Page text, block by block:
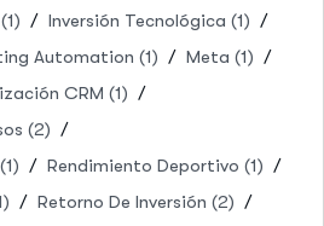
(1) Inversión Tecnológica (1)
Automation (1) Meta (1)
CRM (1)
(2)
(1) Rendimiento Deportivo (1)
Retorno De Inversión (2)